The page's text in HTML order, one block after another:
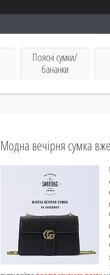
Поясні сумки/
бананки
Модна вечірня сумка